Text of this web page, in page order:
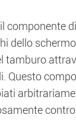
componente
dello
tamburo
Questo